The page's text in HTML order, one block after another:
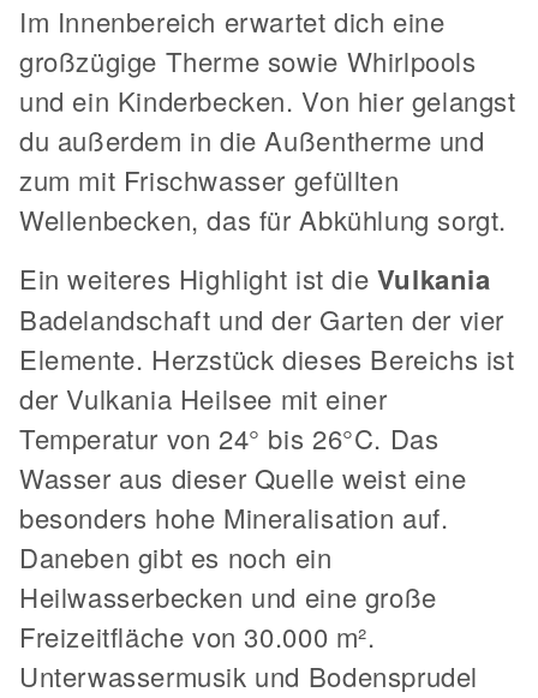
Im Innenbereich erwartet dich eine
großzügige Therme sowie Whirlpools
und ein Kinderbecken. Von hier gelangst
du außerdem in die Außentherme und
zum mit Frischwasser gefüllten
Wellenbecken, das für Abkühlung sorgt.
Ein weiteres Highlight ist die Vulkania
Badelandschaft und der Garten der vier
Elemente. Herzstück dieses Bereichs ist
der Vulkania Heilsee mit einer
Temperatur von 24° bis 26°C. Das
Wasser aus dieser Quelle weist eine
besonders hohe Mineralisation auf.
Daneben gibt es noch ein
Heilwasserbecken und eine große
Freizeitfläche von 30.000 m².
Unterwassermusik und Bodensprudel